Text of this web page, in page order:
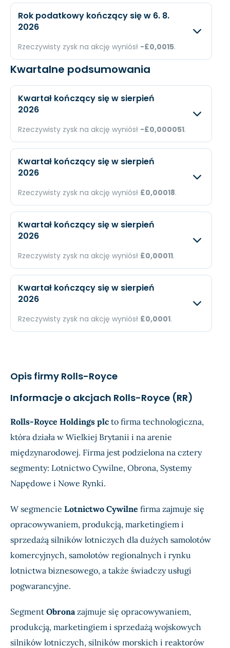
EPS £0,0018
Przychody
Dochód £771,3 mln.
EPS £0,091
Rok podatkowy kończący się w 6. 8.
2026
Rzeczywisty zysk na akcję wyniósł -£0,0015.
Oczekiwany
Przychody
EPS N/A -
Kwartalne podsumowania
Kwartał kończący się w sierpień
2026
Rzeczywisty zysk na akcję wyniósł -£0,000051.
Przychody
Dochód N/A
EPS N/A
Kwartał kończący się w sierpień
2026
Rzeczywisty zysk na akcję wyniósł £0,00018.
Przychody
Dochód N/A
EPS N/A
Kwartał kończący się w sierpień
2026
Rzeczywisty zysk na akcję wyniósł £0,00011.
Przychody
Dochód N/A
Kwartał kończący się w sierpień
2026
Rzeczywisty zysk na akcję wyniósł £0,0001.
Opis firmy Rolls-Royce
Informacje o akcjach Rolls-Royce (RR)
Rolls-Royce Holdings plc to firma technologiczna,
która działa w Wielkiej Brytanii i na arenie
międzynarodowej. Firma jest podzielona na cztery
segmenty: Lotnictwo Cywilne, Obrona, Systemy
Napędowe i Nowe Rynki.
W segmencie Lotnictwo Cywilne firma zajmuje się
opracowywaniem, produkcją, marketingiem i
sprzedażą silników lotniczych dla dużych samolotów
komercyjnych, samolotów regionalnych i rynku
lotnictwa biznesowego, a także świadczy usługi
pogwarancyjne.
Segment Obronazajmuje się opracowywaniem,
produkcją, marketingiem i sprzedażą wojskowych
silników lotniczych, silników morskich i reaktorów